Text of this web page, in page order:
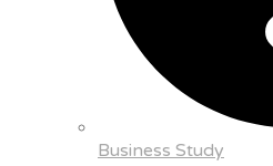
Business Study